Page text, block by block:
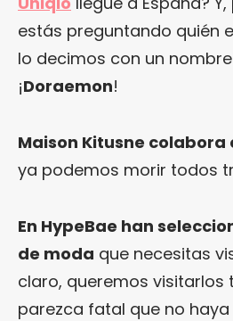
estás preguntando quién
lo decimos con un
¡Doraemon!
Maison Kitusne colabora
ya podemos morir todos
En HypeBae han
de moda que necesitas
claro, queremos visitarlos
parezca fatal que no